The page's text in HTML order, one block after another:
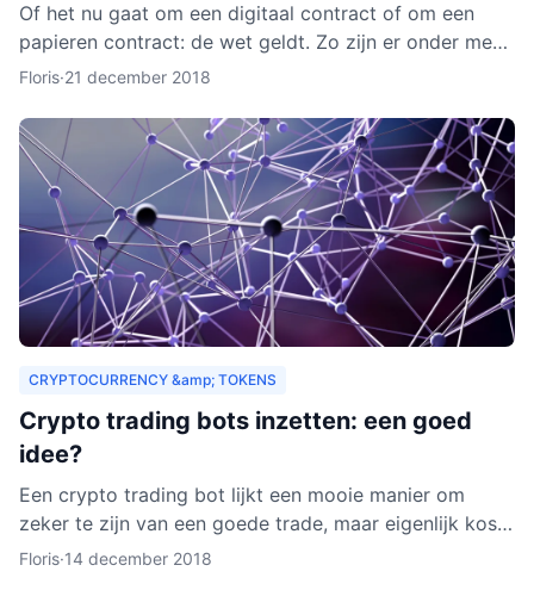
Of het nu gaat om een digitaal contract of om een
papieren contract: de wet geldt. Zo zijn er onder meer
regels over de privacy van de deelnemers aan het
Floris·21 december 2018
CRYPTOCURRENCY &amp; TOKENS
Crypto trading bots inzetten: een goed
idee?
Een crypto trading bot lijkt een mooie manier om
zeker te zijn van een goede trade, maar eigenlijk kost
het instellen van een bot nog aardig wat tijd en
Floris·14 december 2018